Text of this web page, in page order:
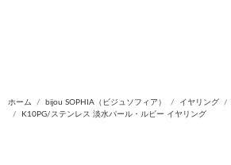
ホーム bijou SOPHIA（ビジュソフィア） イヤリング
K10PG/ステンレス 淡水パール・ルビー イヤリング